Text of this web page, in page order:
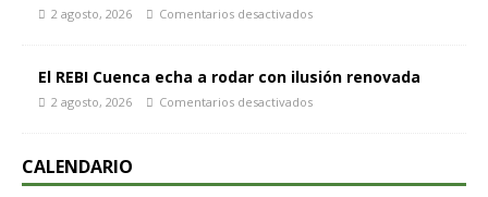
2 agosto, 2026 Comentarios desactivados
El REBI Cuenca echa a rodar con ilusión renovada
2 agosto, 2026 Comentarios desactivados
CALENDARIO